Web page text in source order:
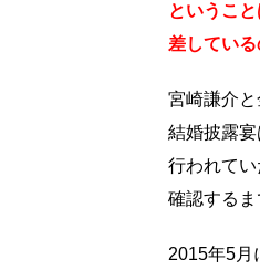
というこ
差している
宮崎謙介
結婚披露
行われて
確認するま
2015年5月